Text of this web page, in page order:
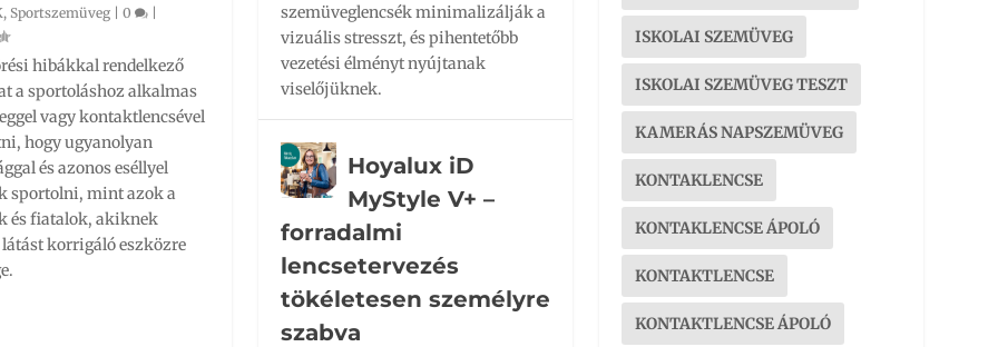
, Sportszemüveg| 0 |
hibákkal rendelkező
a sportoláshoz alkalmas
vagy kontaktlencsével
hogy ugyanolyan
és azonos eséllyel
sportolni, mint azok a
és fiatalok, akiknek
korrigáló eszközre
szemüveglencsék minimalizálják a
vizuális stresszt, és pihentetőbb
vezetési élményt nyújtanak
viselőjüknek.
Hoyalux iD
MyStyle V+ –
forradalmi
lencsetervezés
tökéletesen személyre
szabva
ISKOLAI SZEMÜVEG
ISKOLAI SZEMÜVEG TESZT
KAMERÁS NAPSZEMÜVEG
KONTAKLENCSE
KONTAKLENCSE ÁPOLÓ
KONTAKTLENCSE
KONTAKTLENCSE ÁPOLÓ